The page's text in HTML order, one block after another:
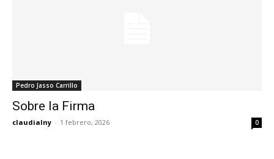
Pedro Jasso Carrillo
Sobre la Firma
claudialny - 1 febrero, 2026 0